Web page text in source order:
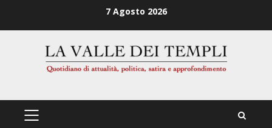
7 Agosto 2026
PRIMÄRES